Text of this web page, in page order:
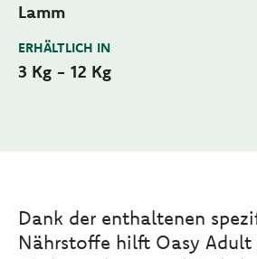
Lamm
ERHÄLTLICH IN
3 Kg - 12 Kg
Dank der enthaltenen
Nährstoffe hilft Oasy Adult